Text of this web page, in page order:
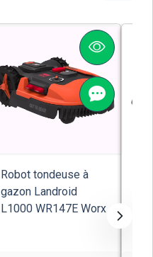
Robot tondeuse à
gazon Landroid
L1000 WR147E Worx